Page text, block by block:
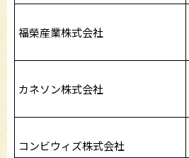
福榮産業株式会社
カネソン株式会社
コンビウィズ株式会社